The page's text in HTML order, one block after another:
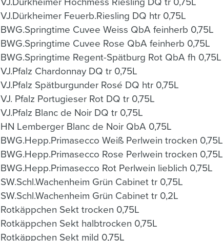
VJ.Dürkheimer Feuerb.Riesling DQ htr 0,75L
BWG.Springtime Cuvee Weiss QbA feinherb 0,75L
BWG.Springtime Cuvee Rose QbA feinherb 0,75L
BWG.Springtime Regent-Spätburg Rot QbA fh 0,75L
VJ.Pfalz Chardonnay DQ tr 0,75L
VJ.Pfalz Spätburgunder Rosé DQ htr 0,75L
VJ. Pfalz Portugieser Rot DQ tr 0,75L
VJ.Pfalz Blanc de Noir DQ tr 0,75L
HN Lemberger Blanc de Noir QbA 0,75L
BWG.Hepp.Primasecco Weiß Perlwein trocken 0,75L
BWG.Hepp.Primasecco Rose Perlwein trocken 0,75L
BWG.Hepp.Primasecco Rot Perlwein lieblich 0,75L
SW.Schl.Wachenheim Grün Cabinet tr 0,75L
SW.Schl.Wachenheim Grün Cabinet tr 0,2L
Rotkäppchen Sekt trocken 0,75L
Rotkäppchen Sekt halbtrocken 0,75L
Rotkäppchen Sekt mild 0,75L